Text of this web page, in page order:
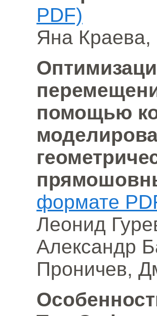
PDF)
Яна
помощью
формате
Леонид
Александр
Проничев,